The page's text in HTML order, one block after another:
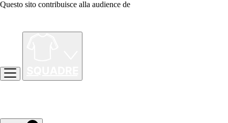
Questo sito contribuisce alla audience de